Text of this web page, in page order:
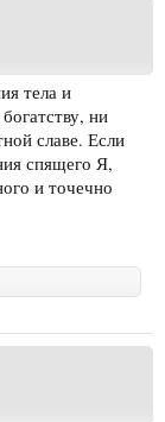
тела и
ни
славе. Если
спящего Я,
и точечно